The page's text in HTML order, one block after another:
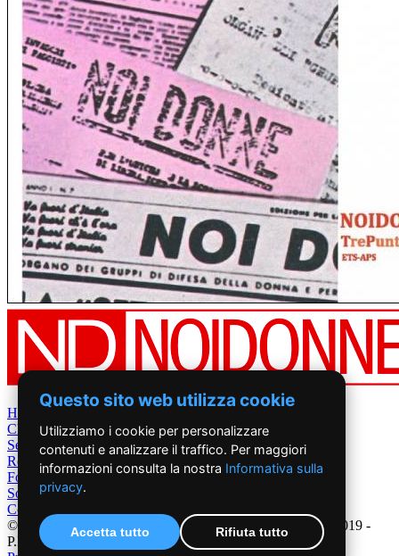
Home
Chi Siamo
Settimanale
Rete News
Foto&Video
Sostienici
Contatti
©2019 - NoiDonne - Iscrizione ROC n.33421 del 23 /09/ 2019 -
P.IVA 00878931005
Questo sito web utilizza cookie
Utilizziamo i cookie per personalizzare
contenuti e analizzare il traffico. Per maggiori
informazioni consulta la nostra Informativa sulla
privacy.
Accetta tutto Rifiuta tutto